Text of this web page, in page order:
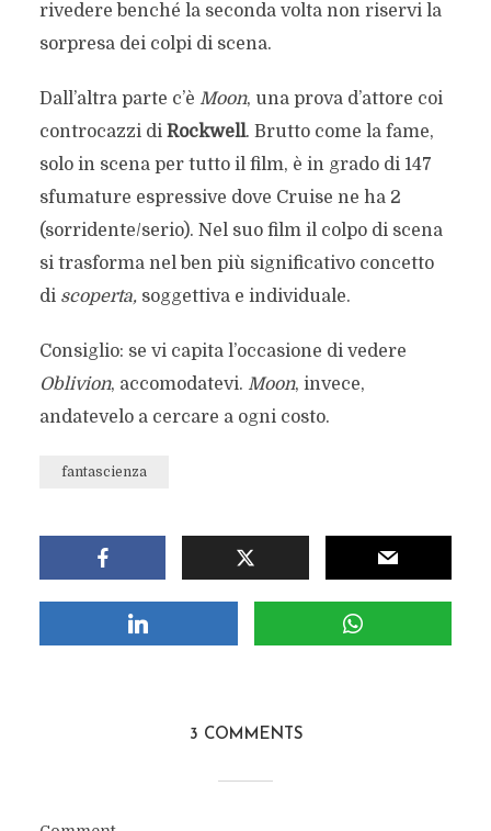
rivedere benché la seconda volta non riservi la
sorpresa dei colpi di scena.
Dall’altra parte c’è Moon, una prova d’attore coi
controcazzi di Rockwell. Brutto come la fame,
solo in scena per tutto il film, è in grado di 147
sfumature espressive dove Cruise ne ha 2
(sorridente/serio). Nel suo film il colpo di scena
si trasforma nel ben più significativo concetto
di scoperta,soggettiva e individuale.
Consiglio: se vi capita l’occasione di vedere
Oblivion, accomodatevi. Moon, invece,
andatevelo a cercare a ogni costo.
fantascienza
3 COMMENTS